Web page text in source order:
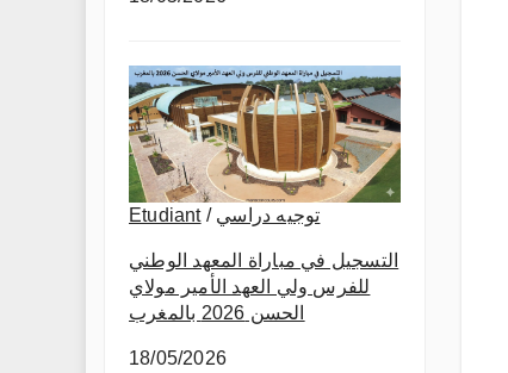
Etudiant/ توجيه دراسي
التسجيل في مباراة المعهد الوطني
للفرس ولي العهد الأمير مولاي
الحسن 2026 بالمغرب
18/05/2026